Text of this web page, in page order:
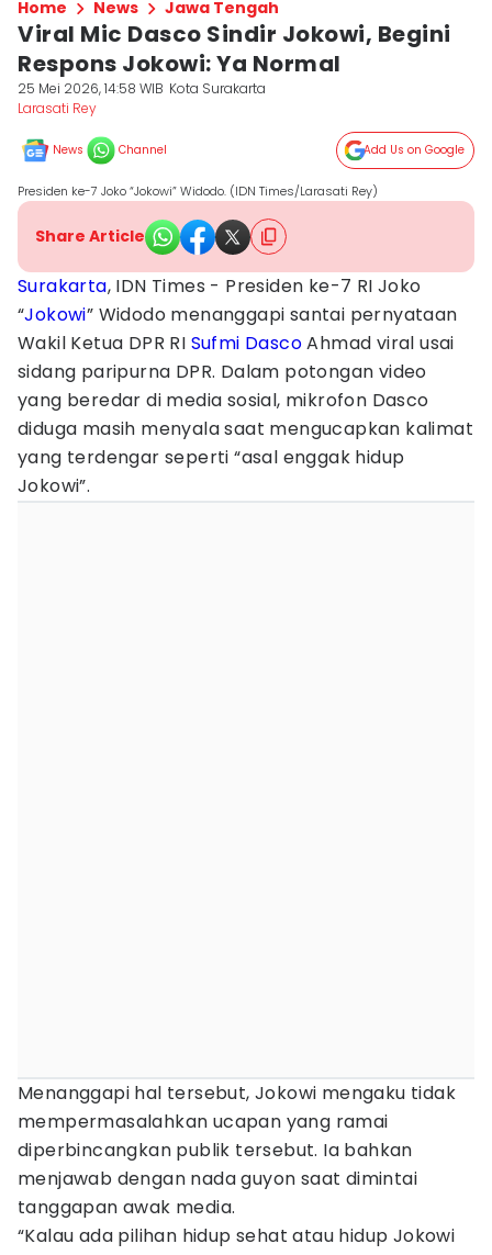
Home News Jawa Tengah
Viral Mic Dasco Sindir Jokowi, Begini
Respons Jokowi: Ya Normal
25 Mei 2026, 14:58 WIB Kota Surakarta
Larasati Rey
News Channel Add Us on Google
Presiden ke-7 Joko “Jokowi” Widodo. (IDN Times/Larasati Rey)
Share Article
Surakarta, IDN Times - Presiden ke-7 RI Joko
“Jokowi” Widodo menanggapi santai pernyataan
Wakil Ketua DPR RI Sufmi DascoAhmad viral usai
sidang paripurna DPR. Dalam potongan video
yang beredar di media sosial, mikrofon Dasco
diduga masih menyala saat mengucapkan kalimat
yang terdengar seperti “asal enggak hidup
Jokowi”.
Menanggapi hal tersebut, Jokowi mengaku tidak
mempermasalahkan ucapan yang ramai
diperbincangkan publik tersebut. Ia bahkan
menjawab dengan nada guyon saat dimintai
tanggapan awak media.
“Kalau ada pilihan hidup sehat atau hidup Jokowi